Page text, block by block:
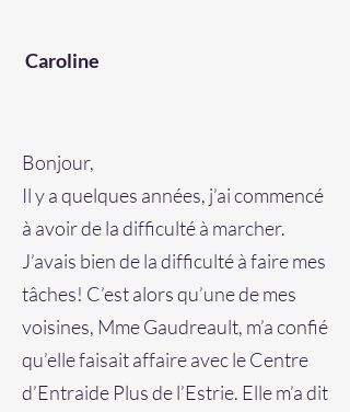
Caroline
Bonjour,
Il y a quelques années, j’ai commencé
à avoir de la difficulté à marcher.
J’avais bien de la difficulté à faire mes
tâches! C’est alors qu’une de mes
voisines, Mme Gaudreault, m’a confié
qu’elle faisait affaire avec le Centre
d’Entraide Plus de l’Estrie. Elle m’a dit